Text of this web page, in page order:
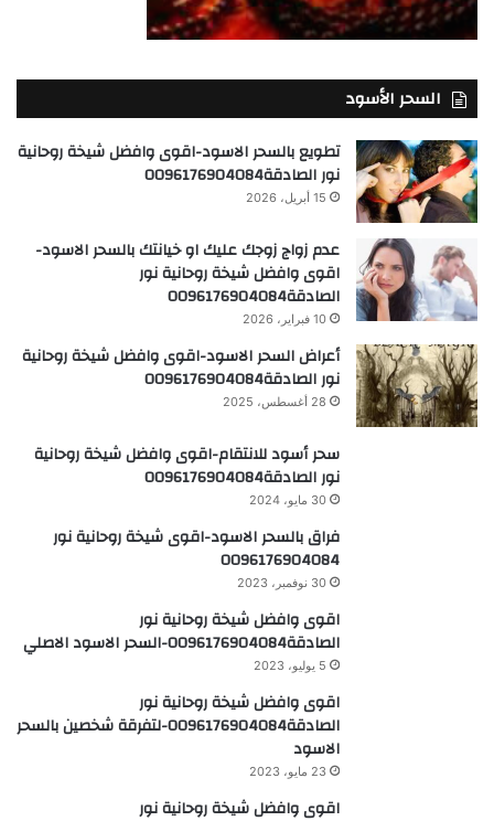
السحر الأسود
تطويع بالسحر الاسود-اقوى وافضل شيخة روحانية
نور الصادقة0096176904084
15 أبريل، 2026
عدم زواج زوجك عليك او خيانتك بالسحر الاسود-
اقوى وافضل شيخة روحانية نور
الصادقة0096176904084
10 فبراير، 2026
أعراض السحر الاسود-اقوى وافضل شيخة روحانية
نور الصادقة0096176904084
28 أغسطس، 2025
سحر أسود للانتقام-اقوى وافضل شيخة روحانية
نور الصادقة0096176904084
30 مايو، 2024
فراق بالسحر الاسود-اقوى شيخة روحانية نور
0096176904084
30 نوفمبر، 2023
اقوى وافضل شيخة روحانية نور
الصادقة0096176904084-السحر الاسود الاصلي
5 يوليو، 2023
اقوى وافضل شيخة روحانية نور
الصادقة0096176904084-لتفرقة شخصين بالسحر
الاسود
23 مايو، 2023
اقوى وافضل شيخة روحانية نور